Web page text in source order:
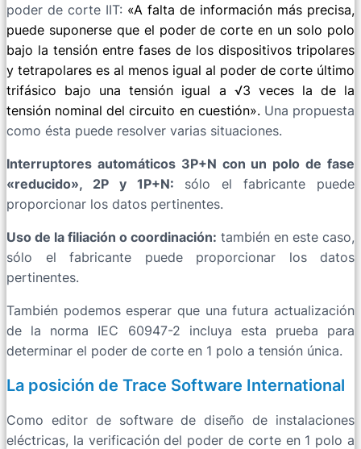
poder de corte IIT: «A falta de información más precisa,
puede suponerse que el poder de corte en un solo polo
bajo la tensión entre fases de los dispositivos tripolares
y tetrapolares es al menos igual al poder de corte último
trifásico bajo una tensión igual a √3 veces la de la
tensión nominal del circuito en cuestión». Una propuesta
como ésta puede resolver varias situaciones.
Interruptores automáticos 3P+N con un polo de fase
«reducido», 2P y 1P+N: sólo el fabricante puede
proporcionar los datos pertinentes.
Uso de la filiación o coordinación: también en este caso,
sólo el fabricante puede proporcionar los datos
pertinentes.
También podemos esperar que una futura actualización
de la norma IEC 60947-2 incluya esta prueba para
determinar el poder de corte en 1 polo a tensión única.
La posición de Trace Software International
Como editor de software de diseño de instalaciones
eléctricas, la verificación del poder de corte en 1 polo a